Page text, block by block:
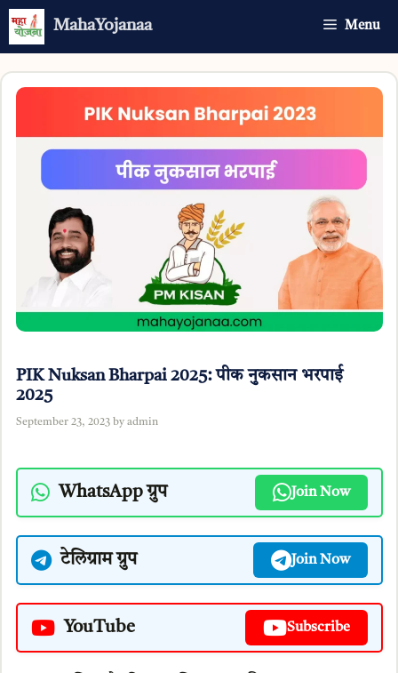
Skip
MahaYojanaa Menu
PIK Nuksan Bharpai 2025: पीक नुकसान भरपाई
2025
September 23, 2023 by admin
WhatsApp ग्रुप Join Now
टेलिग्राम ग्रुप Join Now
YouTube Subscribe